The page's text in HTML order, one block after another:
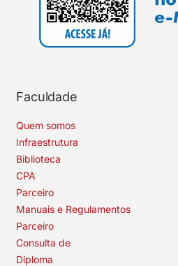
Faculdade
Quem somos
Infraestrutura
Biblioteca
CPA
Parceiro
Manuais e Regulamentos
Parceiro
Consulta de
Diploma